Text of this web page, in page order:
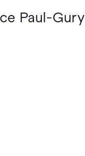
Paul-Gury